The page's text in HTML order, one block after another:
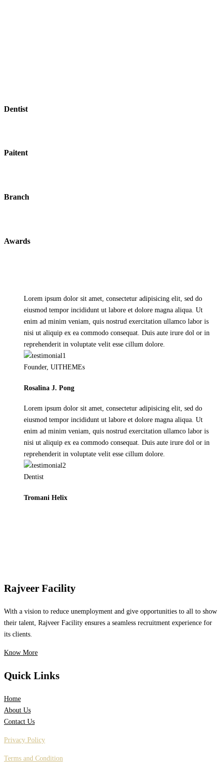
Dentist
Paitent
Branch
Awards
Lorem ipsum dolor sit amet, consectetur adipisicing elit, sed do
eiusmod tempor incididunt ut labore et dolore magna aliqua. Ut
enim ad minim veniam, quis nostrud exercitation ullamco labor is
nisi ut aliquip ex ea commodo consequat. Duis aute irure dol or in
reprehenderit in voluptate velit esse cillum dolore.
Founder, UITHEMEs
Rosalina J. Pong
Lorem ipsum dolor sit amet, consectetur adipisicing elit, sed do
eiusmod tempor incididunt ut labore et dolore magna aliqua. Ut
enim ad minim veniam, quis nostrud exercitation ullamco labor is
nisi ut aliquip ex ea commodo consequat. Duis aute irure dol or in
reprehenderit in voluptate velit esse cillum dolore.
Dentist
Tromani Helix
Rajveer Facility
With a vision to reduce unemployment and give opportunities to all to show
their talent, Rajveer Facility ensures a seamless recruitment experience for
its clients.
Know More
Quick Links
Home
About Us
Contact Us
Privacy Policy
Terms and Condition